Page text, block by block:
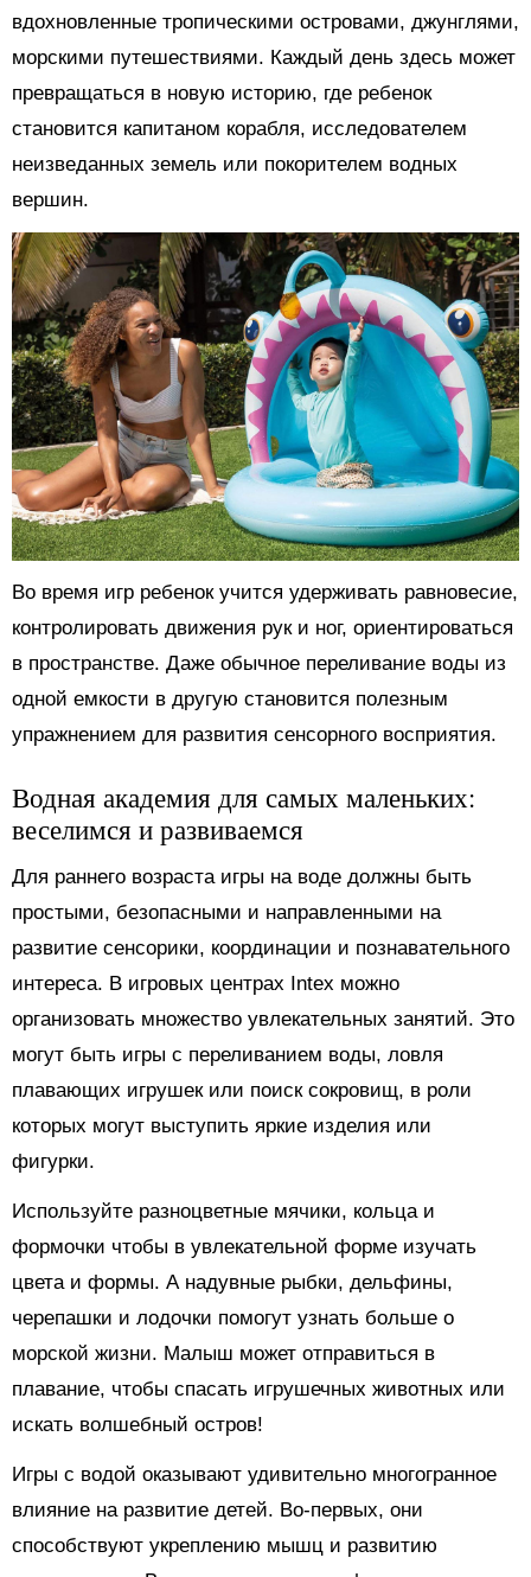
вдохновленные тропическими островами, джунглями,
морскими путешествиями. Каждый день здесь может
превращаться в новую историю, где ребенок
становится капитаном корабля, исследователем
неизведанных земель или покорителем водных
вершин.
Во время игр ребенок учится удерживать равновесие,
контролировать движения рук и ног, ориентироваться
в пространстве. Даже обычное переливание воды из
одной емкости в другую становится полезным
упражнением для развития сенсорного восприятия.
Водная академия для самых маленьких:
веселимся и развиваемся
Для раннего возраста игры на воде должны быть
простыми, безопасными и направленными на
развитие сенсорики, координации и познавательного
интереса. В игровых центрах Intex можно
организовать множество увлекательных занятий. Это
могут быть игры с переливанием воды, ловля
плавающих игрушек или поиск сокровищ, в роли
которых могут выступить яркие изделия или
фигурки.
Используйте разноцветные мячики, кольца и
формочки чтобы в увлекательной форме изучать
цвета и формы. А надувные рыбки, дельфины,
черепашки и лодочки помогут узнать больше о
морской жизни. Малыш может отправиться в
плавание, чтобы спасать игрушечных животных или
искать волшебный остров!
Игры с водой оказывают удивительно многогранное
влияние на развитие детей. Во-первых, они
способствуют укреплению мышц и развитию